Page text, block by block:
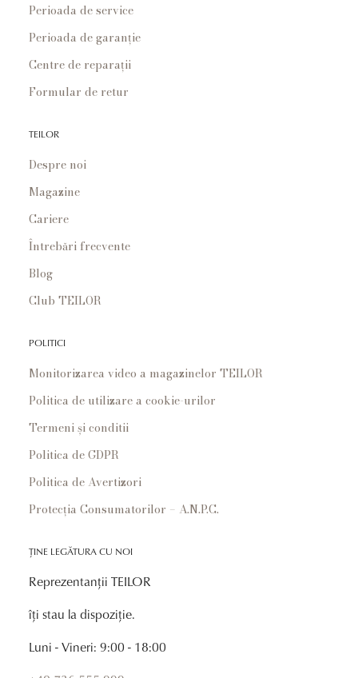
Perioada de service
Perioada de garanție
Centre de reparații
Formular de retur
TEILOR
Despre noi
Magazine
Cariere
Întrebări frecvente
Blog
Club TEILOR
POLITICI
Monitorizarea video a magazinelor TEILOR
Politica de utilizare a cookie-urilor
Termeni și conditii
Politica de GDPR
Politica de Avertizori
Protecția Consumatorilor – A.N.P.C.
ȚINE LEGĂTURA CU NOI
Reprezentanții TEILOR
îți stau la dispoziție.
Luni - Vineri: 9:00 - 18:00